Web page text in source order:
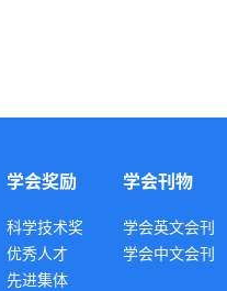
学会奖励
科学技术奖
优秀人才
先进集体
学会刊物
学会英文会刊
学会中文会刊